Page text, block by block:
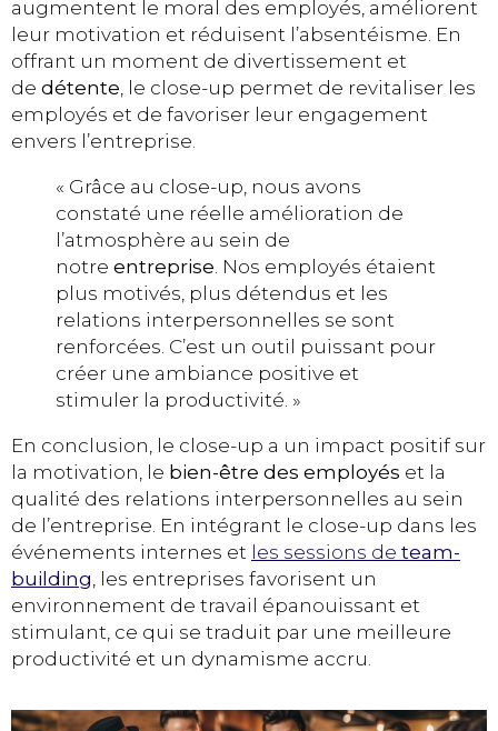
augmentent le moral des employés, améliorent
leur motivation et réduisent l’absentéisme. En
offrant un moment de divertissement et
de détente, le close-up permet de revitaliser les
employés et de favoriser leur engagement
envers l’entreprise.
« Grâce au close-up, nous avons
constaté une réelle amélioration de
l’atmosphère au sein de
notre entreprise. Nos employés étaient
plus motivés, plus détendus et les
relations interpersonnelles se sont
renforcées. C’est un outil puissant pour
créer une ambiance positive et
stimuler la productivité. »
En conclusion, le close-up a un impact positif sur
la motivation, le bien-être des employés et la
qualité des relations interpersonnelles au sein
de l’entreprise. En intégrant le close-up dans les
événements internes et les sessions de team-
building, les entreprises favorisent un
environnement de travail épanouissant et
stimulant, ce qui se traduit par une meilleure
productivité et un dynamisme accru.